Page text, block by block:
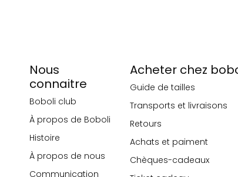
Nous
connaitre
Boboli club
À propos de Boboli
Histoire
À propos de nous
Communication
Acheter chez
Guide de tailles
Transports et livraisons
Retours
Achats et paiment
Chèques-cadeaux